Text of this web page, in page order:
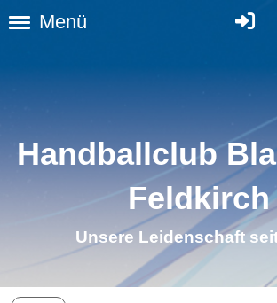
Menü
Handballclub
Feldkirch
Unsere Leidenschaft